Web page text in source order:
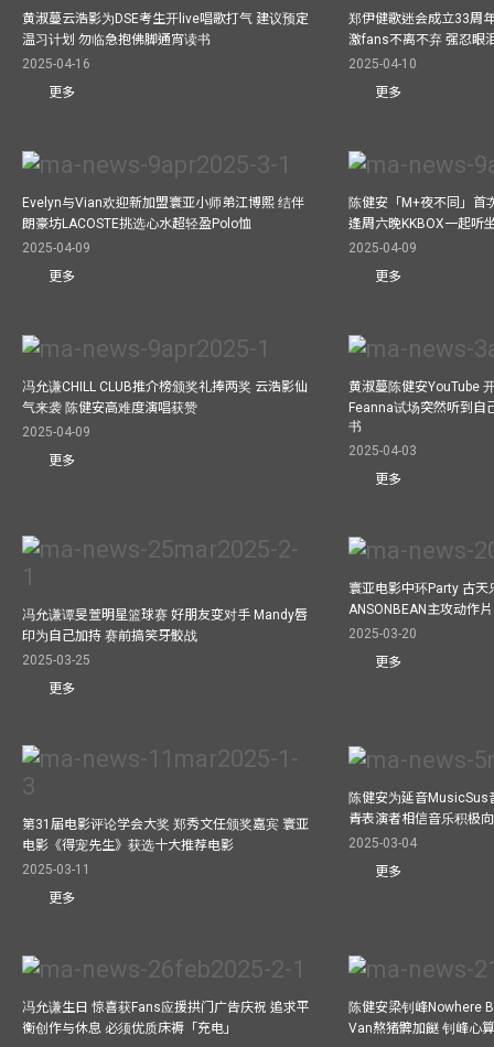
黄淑蔓云浩影为DSE考生开live唱歌打气 建议预定
温习计划 勿临急抱佛脚通宵读书
2025-04-16
更多
郑伊健歌迷会成立33周
激fans不离不弃 强忍眼
2025-04-10
更多
Evelyn与Vian欢迎新加盟寰亚小师弟江博熙 结伴
朗豪坊LACOSTE挑选心水超轻盈Polo恤
2025-04-09
更多
陈健安「M+夜不同」首
逢周六晚KKBOX一起听
2025-04-09
更多
冯允谦CHILL CLUB推介榜颁奖礼捧两奖 云浩影仙
气来袭 陈健安高难度演唱获赞
2025-04-09
更多
黄淑蔓陈健安YouTube
Feanna试场突然听到自
书
2025-04-03
更多
冯允谦谭旻萱明星篮球赛 好朋友变对手 Mandy唇
印为自己加持 赛前搞笑牙骹战
2025-03-25
更多
寰亚电影中环Party 古
ANSONBEAN主攻动作
2025-03-20
更多
第31届电影评论学会大奖 郑秀文任颁奖嘉宾 寰亚
电影《得宠先生》获选十大推荐电影
2025-03-11
更多
陈健安为延音MusicSus
青表演者相信音乐积极
2025-03-04
更多
冯允谦生日 惊喜获Fans应援拱门广告庆祝 追求平
衡创作与休息 必须优质床褥「充电」
陈健安梁钊峰Nowhere
Van熬猪髀加餸 钊峰心